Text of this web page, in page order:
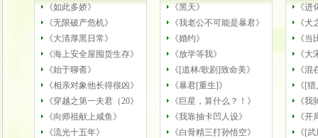
《如此多娇》
《无限破产危机》
《大清厚黑日常》
《海上安全屋囤货生存》
《始于聊斋》
《相亲对象他长得很凶》
《穿越之第一夫君（20》
《向师祖献上咸鱼》
《流光十五年》
《黑天》
《我老公不可能是暴君》
《婚约》
《放学等我》
《[道林/歌剧]致命美》
《暴君[重生]》
《巨星，算什么？！》
《我靠抽卡凹人设》
《白骨精三打孙悟空》
《
《
《
《
《
《[
《
《
《[